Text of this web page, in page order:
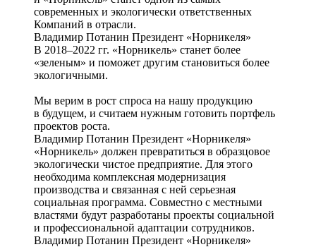
современных и экологически ответственных
Компаний в отрасли.
Владимир Потанин Президент «Норникеля»
В 2018–2022 гг. «Норникель» станет более
«зеленым» и поможет другим становиться более
экологичными.
Мы верим в рост спроса на нашу продукцию
в будущем, и считаем нужным готовить портфель
проектов роста.
Владимир Потанин Президент «Норникеля»
«Норникель» должен превратиться в образцовое
экологически чистое предприятие. Для этого
необходима комплексная модернизация
производства и связанная с ней серьезная
социальная программа. Совместно с местными
властями будут разработаны проекты социальной
и профессиональной адаптации сотрудников.
Владимир Потанин Президент «Норникеля»